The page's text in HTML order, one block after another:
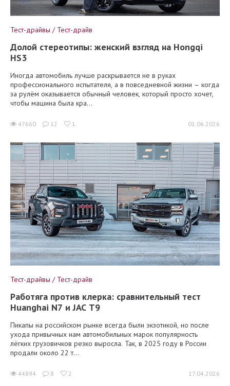
Тест-драйвы / Тест-драйв
Долой стереотипы: женский взгляд на Hongqi
HS3
Иногда автомобиль лучше раскрывается не в руках
профессионального испытателя, а в повседневной жизни – когда
за рулём оказывается обычный человек, который просто хочет,
чтобы машина была кра...
47660 12 1 01.06.2026
Тест-драйвы / Тест-драйв
Работяга против клерка: сравнительный тест
Huanghai N7 и JAC T9
Пикапы на российском рынке всегда были экзотикой, но после
ухода привычных нам автомобильных марок популярность
лёгких грузовичков резко выросла. Так, в 2025 году в России
продали около 22 т...
44894 8 2 17.04.2026